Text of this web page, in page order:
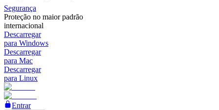
Segurança
Proteção no maior padrão
internacional
Descarregar
para Windows
Descarregar
para Mac
Descarregar
para Linux
Entrar